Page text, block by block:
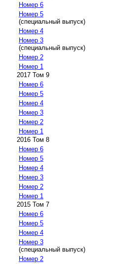
Номер 6
Номер 5
(специальный выпуск)
Номер 4
Номер 3
(специальный выпуск)
Номер 2
Номер 1
2017 Том 9
Номер 6
Номер 5
Номер 4
Номер 3
Номер 2
Номер 1
2016 Том 8
Номер 6
Номер 5
Номер 4
Номер 3
Номер 2
Номер 1
2015 Том 7
Номер 6
Номер 5
Номер 4
Номер 3
(специальный выпуск)
Номер 2